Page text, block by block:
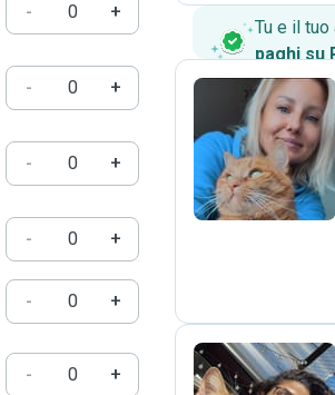
- +
- +
- +
- +
-
+
- +
Tu e il
paghi su
Y